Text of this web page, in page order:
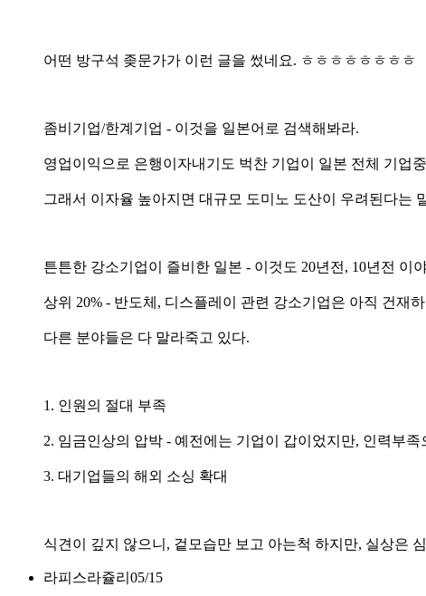
어떤 방구석 좆문가가 이런 글을 썼네요. ㅎㅎㅎㅎㅎㅎㅎㅎ
좀비기업/한계기업 - 이것을 일본어로 검색해봐라.
영업이익으로 은행이자내기도 벅찬 기업이 일본 전체 기업
그래서 이자율 높아지면 대규모 도미노 도산이 우려된다는
튼튼한 강소기업이 즐비한 일본 - 이것도 20년전, 10년전 이
상위 20% - 반도체, 디스플레이 관련 강소기업은 아직 건재
다른 분야들은 다 말라죽고 있다.
1. 인원의 절대 부족
2. 임금인상의 압박 - 예전에는 기업이 갑이었지만, 인력부
3. 대기업들의 해외 소싱 확대
식견이 깊지 않으니, 겉모습만 보고 아는척 하지만, 실상은
라피스라쥴리 05/15